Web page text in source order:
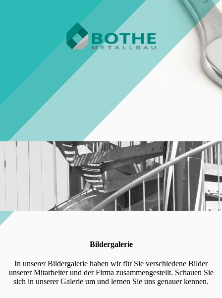
Bildergalerie
In unserer Bildergalerie haben wir für Sie verschiedene Bilder
unserer Mitarbeiter und der Firma zusammengestellt. Schauen Sie
sich in unserer Galerie um und lernen Sie uns genauer kennen.